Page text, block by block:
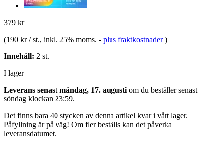
379 kr
(190 kr / st., inkl. 25% moms. - plus fraktkostnader )
Innehåll: 2 st.
I lager
Leverans senast måndag, 17. augusti om du beställer senast
söndag klockan 23:59.
Det finns bara 40 stycken av denna artikel kvar i vårt lager.
Påfyllning är på väg! Om fler beställs kan det påverka
leveransdatumet.